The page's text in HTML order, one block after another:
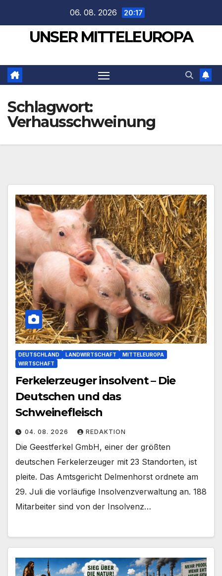
springen
06. 08. 2026 20:17
UNSER MITTELEUROPA
Schlagwort:
Verhausschweinung
DEUTSCHLAND LANDWIRTSCHAFT
MITTELEUROPA
WIRTSCHAFT
Ferkelerzeuger insolvent – Die
Deutschen und das
Schweinefleisch
04. 08. 2026 REDAKTION
Die Geestferkel GmbH, einer der größten
deutschen Ferkelerzeuger mit 23 Standorten, ist
pleite. Das Amtsgericht Delmenhorst ordnete am
29. Juli die vorläufige Insolvenzverwaltung an. 188
Mitarbeiter sind von der Insolvenz…